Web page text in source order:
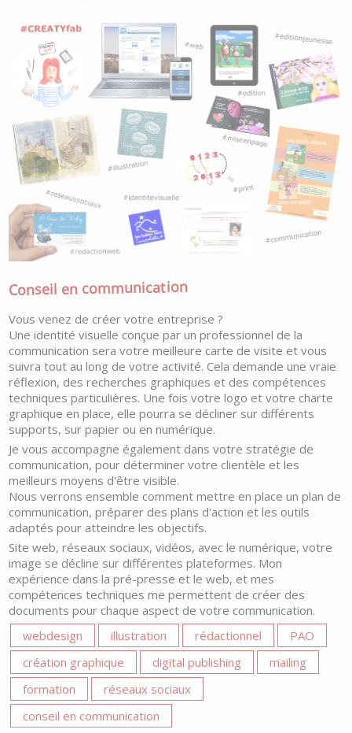
Conseil en communication
Vous venez de créer votre entreprise ?
Une identité visuelle conçue par un professionnel de la
communication sera votre meilleure carte de visite et vous
suivra tout au long de votre activité. Cela demande une vraie
réflexion, des recherches graphiques et des compétences
techniques particulières. Une fois votre logo et votre charte
graphique en place, elle pourra se décliner sur différents
supports, sur papier ou en numérique.
Je vous accompagne également dans votre stratégie de
communication, pour déterminer votre clientèle et les
meilleurs moyens d'être visible.
Nous verrons ensemble comment mettre en place un plan de
communication, préparer des plans d'action et les outils
adaptés pour atteindre les objectifs.
Site web, réseaux sociaux, vidéos, avec le numérique, votre
image se décline sur différentes plateformes. Mon
expérience dans la pré-presse et le web, et mes
compétences techniques me permettent de créer des
documents pour chaque aspect de votre communication.
webdesign
illustration rédactionnel
PAO
création graphique
digital publishing
mailing
formation
réseaux sociaux
conseil en communication